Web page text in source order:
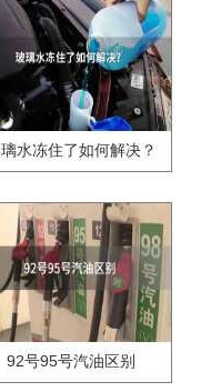
水冻住了如何解决？
92号95号汽油区别